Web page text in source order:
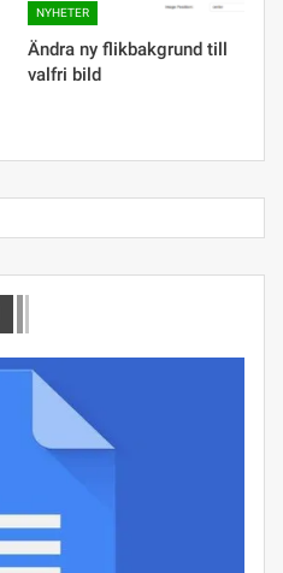
NYHETER
Ändra ny flikbakgrund till
valfri bild